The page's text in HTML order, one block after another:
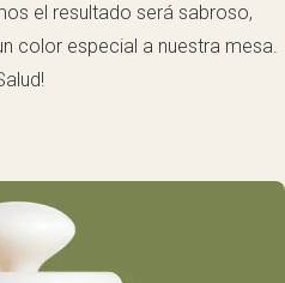
el resultado será sabroso,
color especial a nuestra mesa.